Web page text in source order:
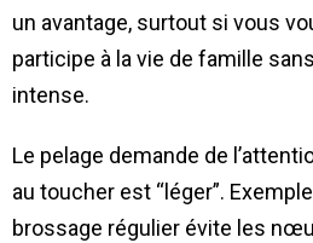
un avantage, surtout si vous
participe à la vie de famille
intense.
Le pelage demande de
au toucher est “léger”.
brossage régulier évite les